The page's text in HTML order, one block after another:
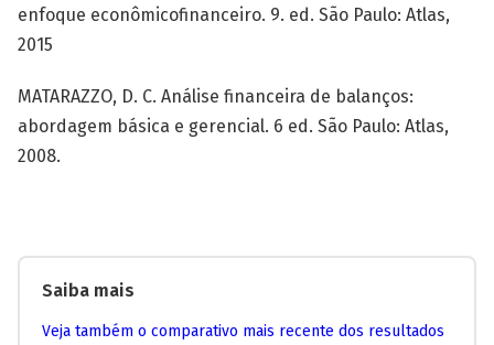
enfoque econômicofinanceiro. 9. ed. São Paulo: Atlas,
2015
MATARAZZO, D. C. Análise financeira de balanços:
abordagem básica e gerencial. 6 ed. São Paulo: Atlas,
2008.
Saiba mais
Veja também o comparativo mais recente dos resultados